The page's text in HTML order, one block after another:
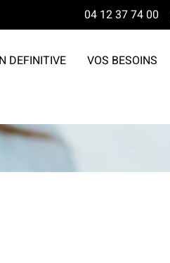
04 12 37 74 00
DEFINITIVE VOS BESOINS